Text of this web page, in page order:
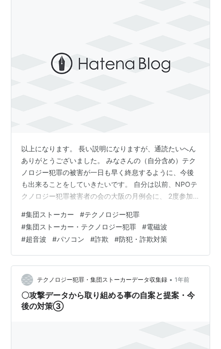
以上になります。 長い説明になりますが、通読たいへん
ありがとうございました。 みなさんの（自分含め）テク
ノロジー犯罪の被害が一日も早く終息するように、今後
も出来ることをしていきたいです。 自分は以前、NPОテ
クノロジー犯罪被害者の会の大阪の月例会に、 2度参加
ように、 音波や電磁波が住環境に向けられている証拠が
揃っているので、 複数人で警察に相談に赴き、 警察にし
ばらく逆探知の捜査をしてもらい、 加害者とその拠点を
特定してもらう という対策ができるやり方を、説明させ
ていただきました。 このブログ記事はその際にお話しし
たことを 捕捉を交えて改め…
#集団ストーカー #テクノロジー犯罪
#集団ストーカー・テクノロジー犯罪 #電磁波
#超音波 #パソコン #詐欺 #防犯・詐欺対策
テクノロジー犯罪・集団ストーカーデータ収集録 • 1年前
〇攻撃データから取り組める事の自案と提案・今
後の対策③